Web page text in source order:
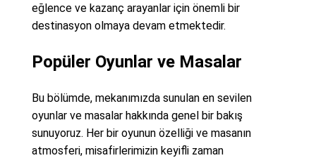
eğlence ve kazanç arayanlar için önemli bir
destinasyon olmaya devam etmektedir.
Popüler Oyunlar ve Masalar
Bu bölümde, mekanımızda sunulan en sevilen
oyunlar ve masalar hakkında genel bir bakış
sunuyoruz. Her bir oyunun özelliği ve masanın
atmosferi, misafirlerimizin keyifli zaman